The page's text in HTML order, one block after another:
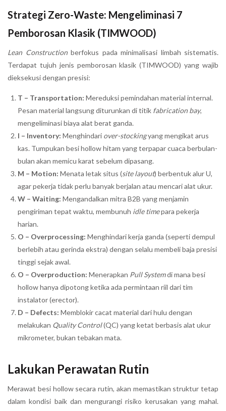
Strategi Zero-Waste: Mengeliminasi 7
Pemborosan Klasik (TIMWOOD)
Lean Constructionberfokus pada minimalisasi limbah sistematis.
Terdapat tujuh jenis pemborosan klasik (TIMWOOD) yang wajib
dieksekusi dengan presisi:
T – Transportation: Mereduksi pemindahan material internal.
Pesan material langsung diturunkan di titik fabrication bay,
mengeliminasi biaya alat berat ganda.
I – Inventory: Menghindari over-stockingyang mengikat arus
kas. Tumpukan besi hollow hitam yang terpapar cuaca berbulan-
bulan akan memicu karat sebelum dipasang.
M – Motion: Menata letak situs (site layout) berbentuk alur U,
agar pekerja tidak perlu banyak berjalan atau mencari alat ukur.
W – Waiting: Mengandalkan mitra B2B yang menjamin
pengiriman tepat waktu, membunuh idle timepara pekerja
harian.
O – Overprocessing: Menghindari kerja ganda (seperti dempul
berlebih atau gerinda ekstra) dengan selalu membeli baja presisi
tinggi sejak awal.
O – Overproduction: Menerapkan Pull Systemdi mana besi
hollow hanya dipotong ketika ada permintaan riil dari tim
instalator (erector).
D – Defects: Memblokir cacat material dari hulu dengan
melakukan Quality Control(QC) yang ketat berbasis alat ukur
mikrometer, bukan tebakan mata.
Lakukan Perawatan Rutin
Merawat besi hollow secara rutin, akan memastikan struktur tetap
dalam kondisi baik dan mengurangi risiko kerusakan yang mahal.